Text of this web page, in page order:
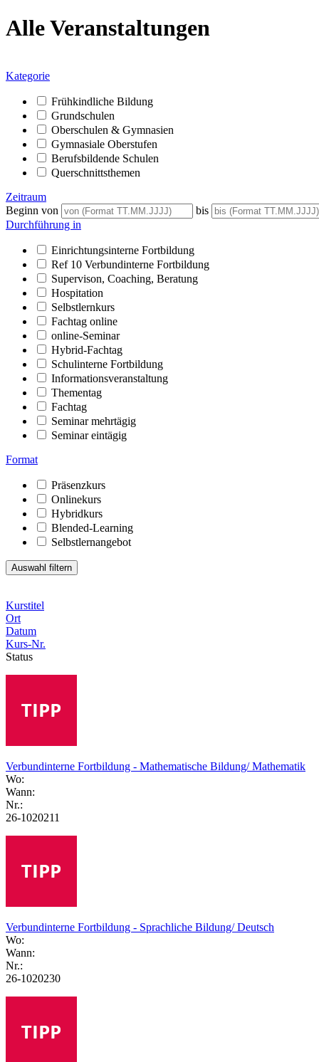
Alle Veranstaltungen
Kategorie
Frühkindliche Bildung
Grundschulen
Oberschulen & Gymnasien
Gymnasiale Oberstufen
Berufsbildende Schulen
Querschnittsthemen
Zeitraum
Beginn von
bis
Durchführung in
Einrichtungsinterne Fortbildung
Ref 10 Verbundinterne Fortbildung
Supervison, Coaching, Beratung
Hospitation
Selbstlernkurs
Fachtag online
online-Seminar
Hybrid-Fachtag
Schulinterne Fortbildung
Informationsveranstaltung
Thementag
Fachtag
Seminar mehrtägig
Seminar eintägig
Format
Präsenzkurs
Onlinekurs
Hybridkurs
Blended-Learning
Selbstlernangebot
Kurstitel
Ort
Datum
Kurs-Nr.
Status
Verbundinterne Fortbildung - Mathematische Bildung/ Mathematik
Wo:
Wann:
Nr.:
26-1020211
Verbundinterne Fortbildung - Sprachliche Bildung/ Deutsch
Wo:
Wann:
Nr.:
26-1020230